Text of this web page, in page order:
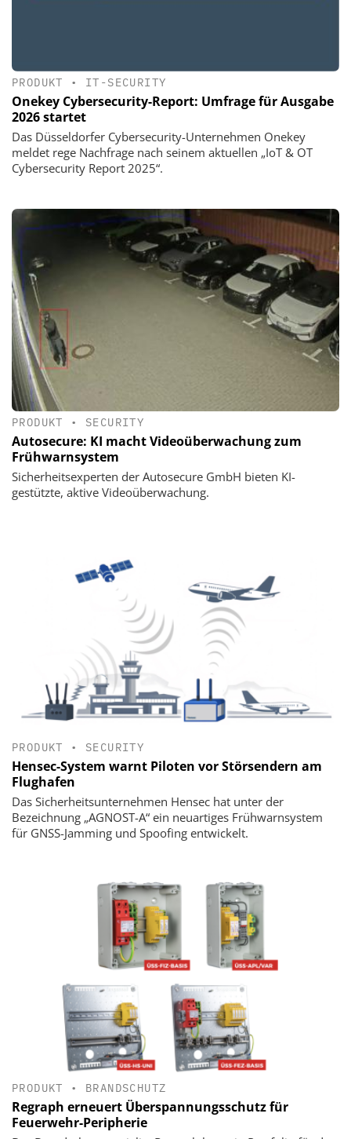
PRODUKT • IT-SECURITY
Onekey Cybersecurity-Report: Umfrage für Ausgabe
2026 startet
Das Düsseldorfer Cybersecurity-Unternehmen Onekey
meldet rege Nachfrage nach seinem aktuellen „IoT & OT
Cybersecurity Report 2025“.
PRODUKT • SECURITY
Autosecure: KI macht Videoüberwachung zum
Frühwarnsystem
Sicherheitsexperten der Autosecure GmbH bieten KI-
gestützte, aktive Videoüberwachung.
PRODUKT • SECURITY
Hensec-System warnt Piloten vor Störsendern am
Flughafen
Das Sicherheitsunternehmen Hensec hat unter der
Bezeichnung „AGNOST-A“ ein neuartiges Frühwarnsystem
für GNSS-Jamming und Spoofing entwickelt.
PRODUKT • BRANDSCHUTZ
Regraph erneuert Überspannungsschutz für
Feuerwehr-Peripherie